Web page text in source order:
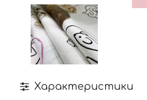
Характеристики